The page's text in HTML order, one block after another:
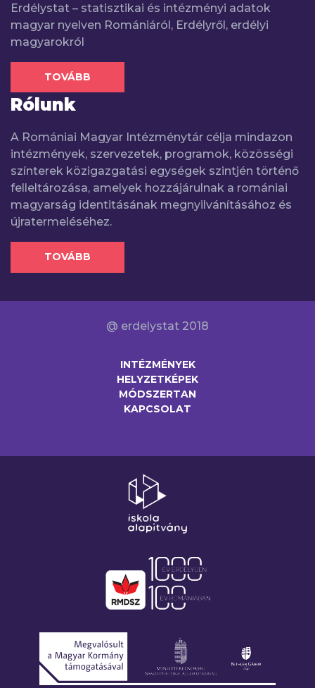
Erdélystat – statisztikai és intézményi adatok
magyar nyelven Romániáról, Erdélyről, erdélyi
magyarokról
TOVÁBB
Rólunk
A Romániai Magyar Intézménytár célja mindazon
intézmények, szervezetek, programok, közösségi
színterek közigazgatási egységek szintjén történő
felleltározása, amelyek hozzájárulnak a romániai
magyarság identitásának megnyilvánításához és
újratermeléséhez.
TOVÁBB
@ erdelystat 2018
INTÉZMÉNYEK
HELYZETKÉPEK
MÓDSZERTAN
KAPCSOLAT